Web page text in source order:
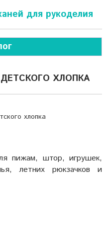
для рукоделия
ХЛОПКА
хлопка
пижам, штор, игрушек,
летних рюкзачков и